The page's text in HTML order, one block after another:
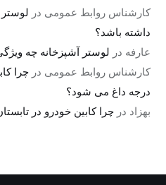
کارشناس روابط عمومی در لوستر
داشته باشد؟
عارفه در لوستر آشپزخانه چه
کارشناس روابط عمومی در
درجه داغ می شود؟
بهزاد درچرا کابین خودرو در تابستان تا ۶۰ درجه داغ